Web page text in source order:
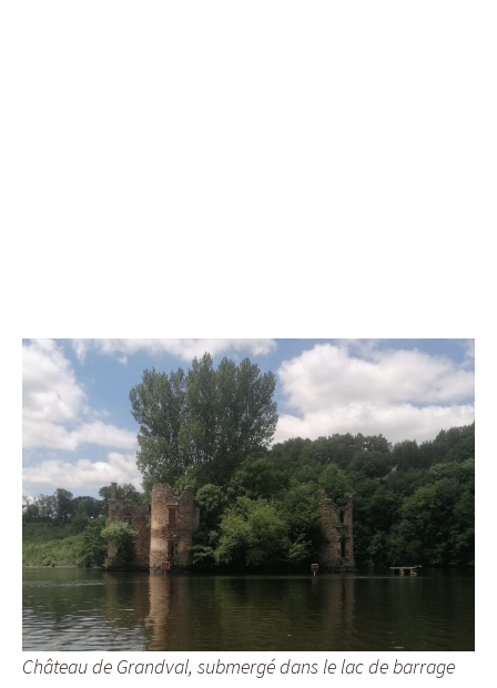
Château de Grandval, submergé dans le lac de barrage